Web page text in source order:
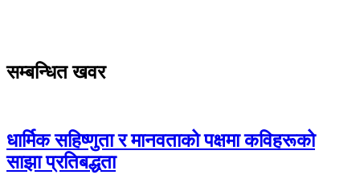
सम्बन्धित खवर
धार्मिक सहिष्णुता र मानवताको पक्षमा कविहरूको
साझा प्रतिबद्धता